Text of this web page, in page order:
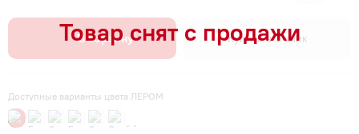
Доступные варианты цвета ЛЕРОМ
В корзину Купить в 1 клик